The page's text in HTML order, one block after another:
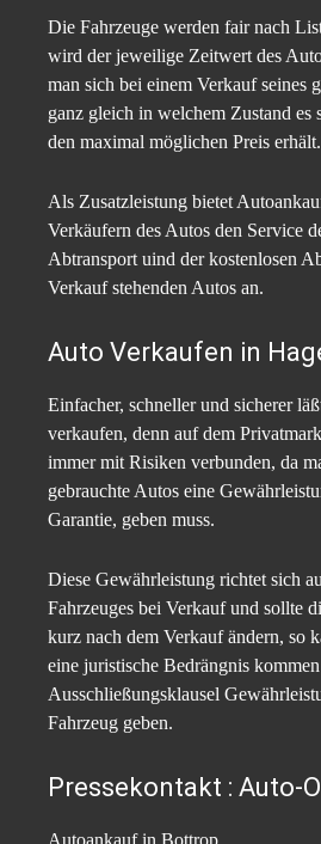
Die Fahrzeuge werden fair nach
wird der jeweilige Zeitwert des
man sich bei einem Verkauf seines
ganz gleich in welchem Zustand es
den maximal möglichen Preis erhält.
Als Zusatzleistung bietet
Verkäufern des Autos den Service
Abtransport uind der kostenlosen
Verkauf stehenden Autos an.
Auto Verkaufen in
Einfacher, schneller und sicherer
verkaufen, denn auf dem
immer mit Risiken verbunden, da
gebrauchte Autos eine
Garantie, geben muss.
Diese Gewährleistung richtet sich
Fahrzeuges bei Verkauf und sollte
kurz nach dem Verkauf ändern, so
eine juristische Bedrängnis
Ausschließungsklausel
Fahrzeug geben.
Pressekontakt : Auto-
Autoankauf in Bottrop